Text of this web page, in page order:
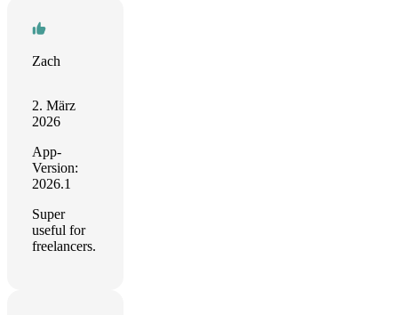
Zach
2. März
2026
App-
Version:
2026.1
Super
useful for
freelancers.